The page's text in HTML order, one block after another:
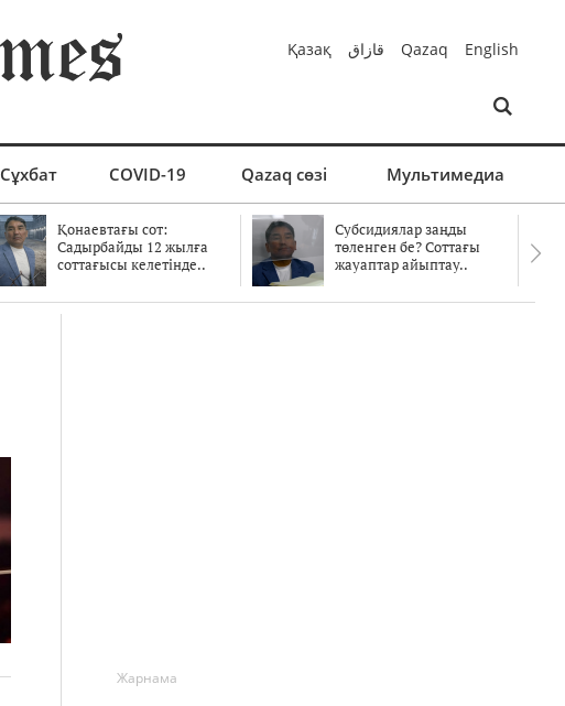
Қазақ قازاق Qazaq English
Сұхбат COVID-19 Qazaq сөзі Мультимедиа
Қонаевтағы сот:
Садырбайды 12 жылға
соттағысы келетінде..
Субсидиялар заңды
төленген бе? Соттағы
жауаптар айыптау..
Жарнама